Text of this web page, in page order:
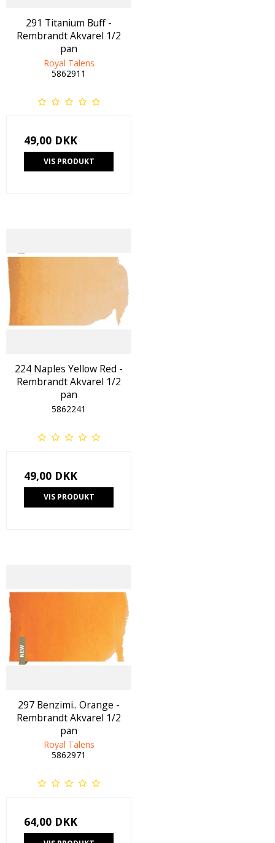
291 Titanium Buff -
Rembrandt Akvarel 1/2
pan
Royal Talens
5862911
49,00 DKK
VIS PRODUKT
224 Naples Yellow Red -
Rembrandt Akvarel 1/2
pan
5862241
49,00 DKK
VIS PRODUKT
297 Benzimi.. Orange -
Rembrandt Akvarel 1/2
pan
Royal Talens
5862971
64,00 DKK